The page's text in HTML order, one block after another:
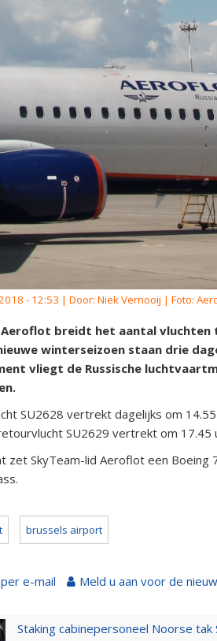
- 12:53 | Door: Niek Vernooij | Foto:
Aeroflot breidt het aantal
winterseizoen staan drie
vliegt de Russische
SU2628 vertrekt dagelijks om
SU2629 vertrekt om 17.45
zet SkyTeam-lid Aeroflot een Boeing
brussels airport
e-mail Meld u aan voor de
Staking cabinepersoneel Noorse